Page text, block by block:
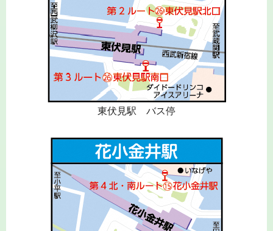
東伏見駅 バス停